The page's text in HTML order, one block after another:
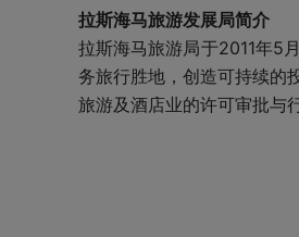
拉斯海马旅游发展局简介
拉斯海马旅游局于2011年5
务旅行胜地，创造可持续的
旅游及酒店业的许可审批与